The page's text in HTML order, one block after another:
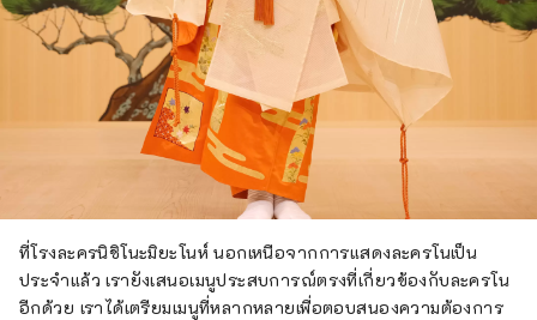
ที่โรงละครนิชิโนะมิยะโนห์ นอกเหนือจากการแสดงละครโนเป็น
ประจำแล้ว เรายังเสนอเมนูประสบการณ์ตรงที่เกี่ยวข้องกับละครโน
อีกด้วย เราได้เตรียมเมนูที่หลากหลายเพื่อตอบสนองความต้องการ